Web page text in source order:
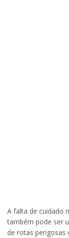
A falta de cuidado
também pode ser
de rotas perigosas